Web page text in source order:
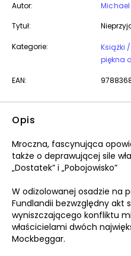
Autor:
Tytuł:
Kategorie:
Książki /
EAN:
Opis
Mroczna, fascynująca
także o deprawującej sile
„Dostatek” i „Pobojowisko”
W odizolowanej osadzie na
Fundlandii bezwzględny akt
wyniszczającego konfliktu
właścicielami dwóch
Mockbeggar.